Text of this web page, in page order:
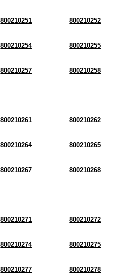
800210251 800210252
800210254 800210255
800210257 800210258
800210261 800210262
800210264 800210265
800210267 800210268
800210271 800210272
800210274 800210275
800210277 800210278